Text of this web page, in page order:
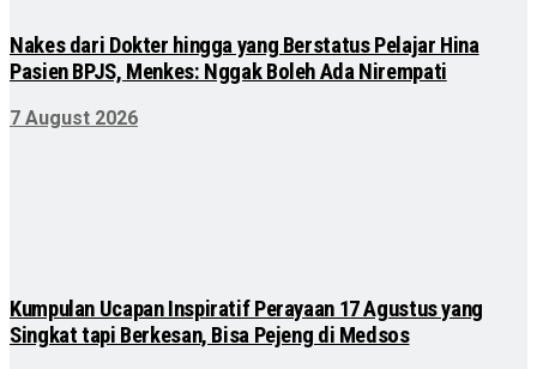
Nakes dari Dokter hingga yang Berstatus Pelajar Hina
Pasien BPJS, Menkes: Nggak Boleh Ada Nirempati
7 August 2026
Kumpulan Ucapan Inspiratif Perayaan 17 Agustus yang
Singkat tapi Berkesan, Bisa Pejeng di Medsos